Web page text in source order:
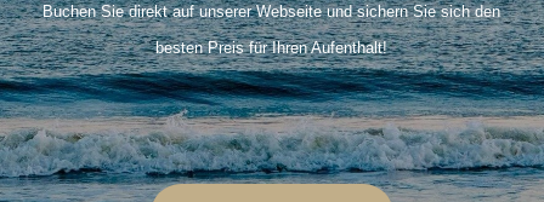
Buchen Sie direkt auf unserer Webseite und sichern Sie sich den
besten Preis für Ihren Aufenthalt!